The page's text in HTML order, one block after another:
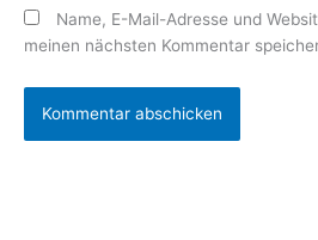
Name, E-Mail-Adresse und
meinen nächsten Kommentar